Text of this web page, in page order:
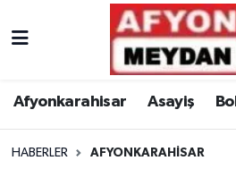
Afyonkarahisar Asayiş
HABERLER AFYONKARAHISAR
Nöbetçi Eczaneler
Trafik Durumu